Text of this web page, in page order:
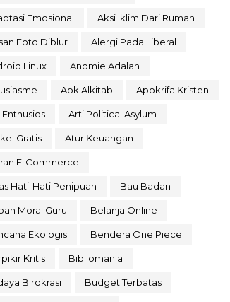
Emosional Aksi Iklim Dari Rumah
Foto Diblur Alergi Pada Liberal
Linux Anomie Adalah
Apk Alkitab Apokrifa Kristen
Arti Political Asylum
Gratis Atur Keuangan
E-Commerce
Hati-Hati Penipuan Bau Badan
Moral Guru Belanja Online
Ekologis Bendera One Piece
Kritis Bibliomania
Birokrasi Budget Terbatas